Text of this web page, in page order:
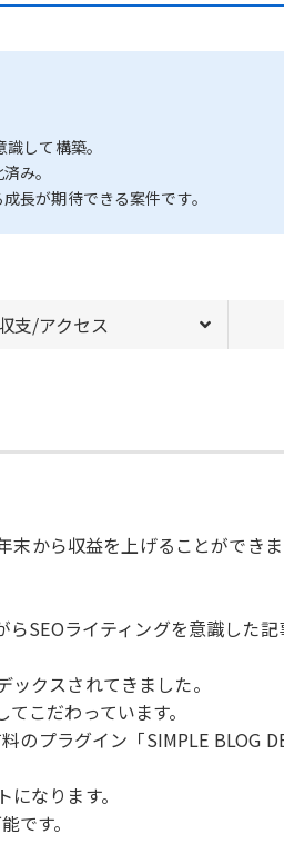
して構築。
み。
長が期待できる案件です。
支/アクセス
から収益を上げることができ
SEOライティングを意識し
クスされてきました。
こだわっています。
プラグイン「SIMPLE BLOG
なります。
です。